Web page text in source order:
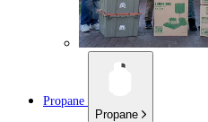
Propane
Propane